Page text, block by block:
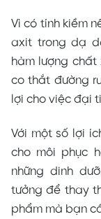
Vì có tính kiềm
axit trong dạ
hàm lượng
co thắt đường
lợi cho việc đại
Với một số lợi
cho môi phục
những dinh
tưởng để thay
phẩm mà bạn